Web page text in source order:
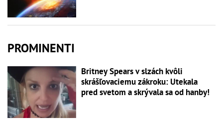
PROMINENTI
Britney Spears v slzách kvôli
skrášľovaciemu zákroku: Utekala
pred svetom a skrývala sa od hanby!